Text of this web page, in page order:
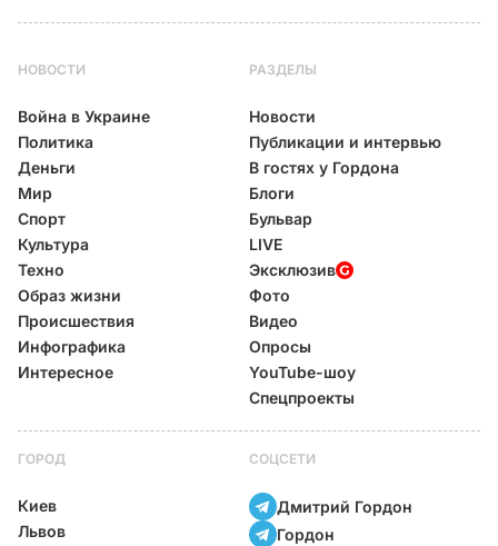
НОВОСТИ
Война в Украине
Политика
Деньги
Мир
Спорт
Культура
Техно
Образ жизни
Происшествия
Инфографика
Интересное
РАЗДЕЛЫ
Новости
Публикации и интервью
В гостях у Гордона
Блоги
Бульвар
LIVE
Эксклюзив
Фото
Видео
Опросы
YouTube-шоу
Спецпроекты
ГОРОД
Киев
Львов
СОЦСЕТИ
Дмитрий Гордон
Гордон